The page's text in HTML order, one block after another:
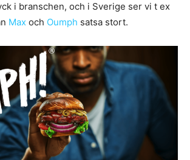
i branschen, och i Sverige ser vi t ex
Max och Oumph satsa stort.